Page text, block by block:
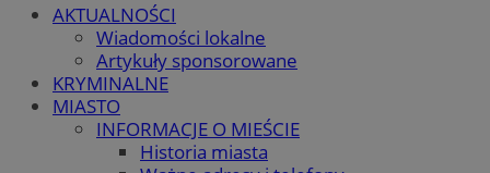
AKTUALNOŚCI
Wiadomości lokalne
Artykuły sponsorowane
KRYMINALNE
MIASTO
INFORMACJE O MIEŚCIE
Historia miasta